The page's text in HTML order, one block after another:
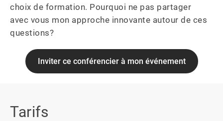
choix de formation. Pourquoi ne pas partager
avec vous mon approche innovante autour de ces
questions?
Inviter ce conférencier à mon événement
Tarifs